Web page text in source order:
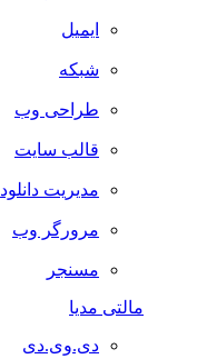
ایمیل
شبکه
طراحی وب
قالب سایت
مدیریت دانلود
مرورگر وب
مسنجر
مالتی مدیا
دی.وی.دی